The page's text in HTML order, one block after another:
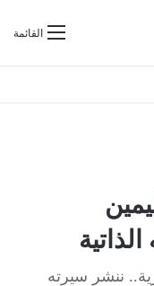
القائمةبحث عن
ننشر سيرته